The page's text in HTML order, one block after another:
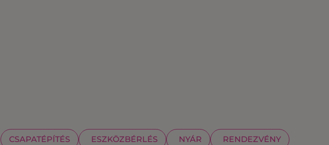
CSAPATÉPÍTÉS ESZKÖZBÉRLÉS NYÁR RENDEZVÉNY